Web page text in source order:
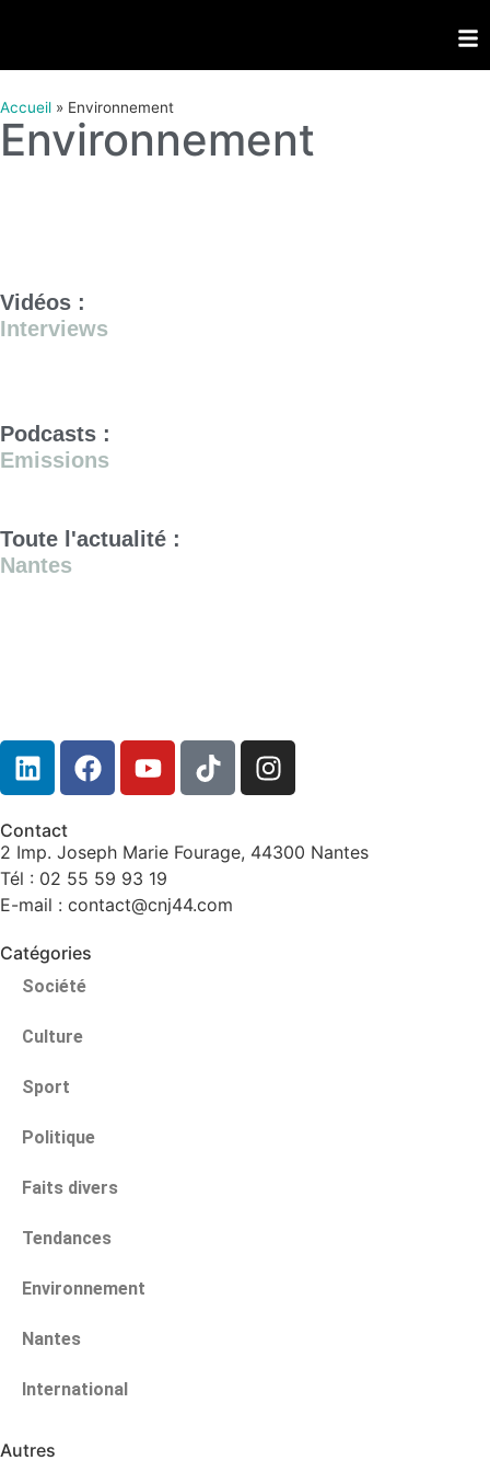
Accueil » Environnement
Environnement
Vidéos :
Interviews
Podcasts :
Emissions
Toute l'actualité :
Nantes
Contact
2 Imp. Joseph Marie Fourage, 44300 Nantes
Tél : 02 55 59 93 19
E-mail : contact@cnj44.com
Catégories
Société
Culture
Sport
Politique
Faits divers
Tendances
Environnement
Nantes
International
Autres